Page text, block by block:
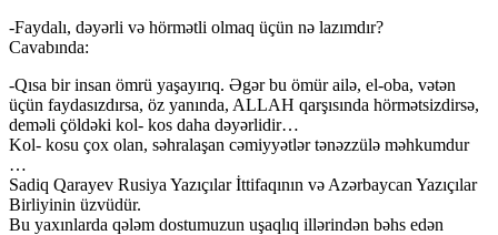
-Faydalı, dəyərli və hörmətli olmaq üçün nə lazımdır?
Cavabında:
-Qısa bir insan ömrü yaşayırıq. Əgər bu ömür ailə, el-oba, vətən
üçün faydasızdırsa, öz yanında, ALLAH qarşısında hörmətsizdirsə,
deməli çöldəki kol- kos daha dəyərlidir…
Kol- kosu çox olan, səhralaşan cəmiyyətlər tənəzzülə məhkumdur
…
Sadiq Qarayev Rusiya Yazıçılar İttifaqının və Azərbaycan Yazıçılar
Birliyinin üzvüdür.
Bu yaxınlarda qələm dostumuzun uşaqlıq illərindən bəhs edən